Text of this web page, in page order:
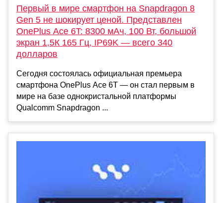
Первый в мире смартфон на Snapdragon 8
Gen 5 не шокирует ценой. Представлен
OnePlus Ace 6T: 8300 мАч, 100 Вт, большой
экран 1,5К 165 Гц, IP69K — всего 340
долларов
Сегодня состоялась официальная премьера
смартфона OnePlus Ace 6T — он стал первым в
мире на базе однокристальной платформы
Qualcomm Snapdragon ...